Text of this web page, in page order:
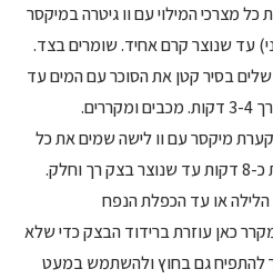
כל מצרכי המילוי עם וו גיטרה במיקסר
עד שנוצר קרם אחיד. שומרים בצד.
בסיר קטן את הסוכר עם המים עד
מיקסר עם וו לישה שמים את כל
המצרכים ולשים במהירות בינונית כ-8 דקות עד שנוצר בצק רך וחלק.
או עד הכפלת הנפח
כאן עוזרת ברידוד הבצק כדי שלא
להתפיח גם בחוץ ולהשתמש במעט